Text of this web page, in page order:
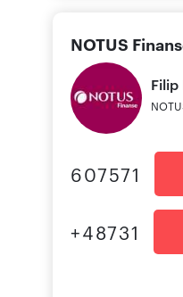
NOTUS
Filip
607571
+48731